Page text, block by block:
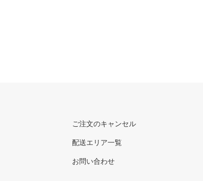
ご注文のキャンセル
配送エリア一覧
お問い合わせ